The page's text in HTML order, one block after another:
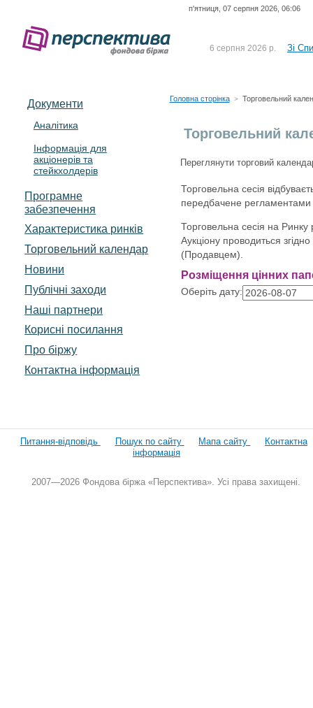
п'ятниця, 07 серпня 2026, 06:06
6 серпня 2026 р. Зі
5 серпня 2026 р.
Зі
відсоткова електронна
Документи
Аналітика
Інформація для
акціонерів та
стейкхолдерів
Програмне
забезпечення
Характеристика pинків
Торговельний календар
Новини
Публічні заходи
Наші партнери
Корисні посилання
Про біржу
Контактна інформація
Головна сторінка > Торговельний
Торговельний
Переглянути торговий
Торговельна сесія
передбачене регламентами
Торговельна сесія на Ринку
Аукціону проводиться
(Продавцем).
Розміщення цінних
Оберіть дату:
Питання-відповідь Пошук по сайту Мапа сайту
Контактна
інформація
2007—2026 Фондова біржа «Перспектива». Усі права захищені.